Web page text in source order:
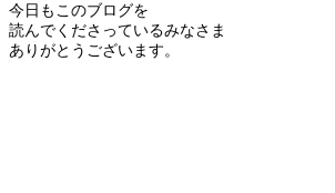
今日もこのブログを
読んでくださっているみなさま
ありがとうございます。